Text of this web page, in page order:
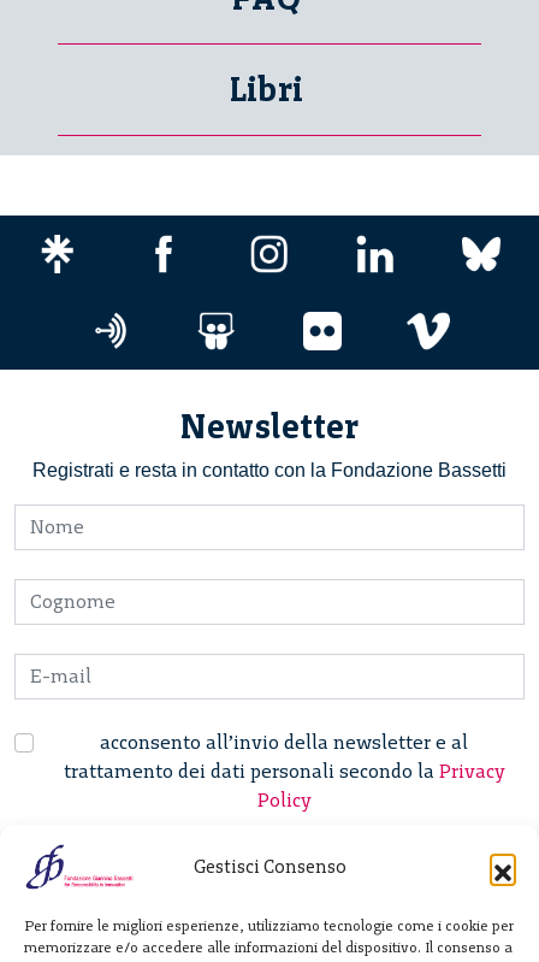
Gestisci Consenso
Per fornire le migliori esperienze, utilizziamo tecnologie come i cookie per
memorizzare e/o accedere alle informazioni del dispositivo. Il consenso a
Libri
Newsletter
Registrati e resta in contatto con la Fondazione Bassetti
acconsento all’invio della newsletter e al
trattamento dei dati personali secondo la Privacy
Policy
Giannino Bassetti ETS